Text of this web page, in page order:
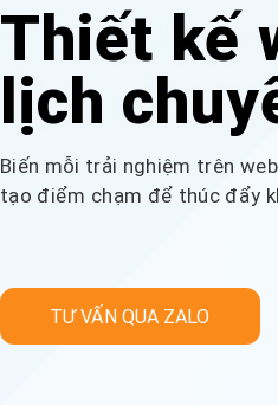
Thiết kế
lịch
Biến mỗi trải nghiệm trên
tạo điểm chạm để thúc đẩy
TƯ VẤN QUA ZALO